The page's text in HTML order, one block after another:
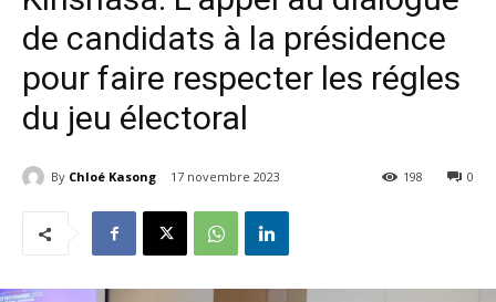
de candidats à la présidence
pour faire respecter les régles
du jeu électoral
By Chloé Kasong 17 novembre 2023 0
198